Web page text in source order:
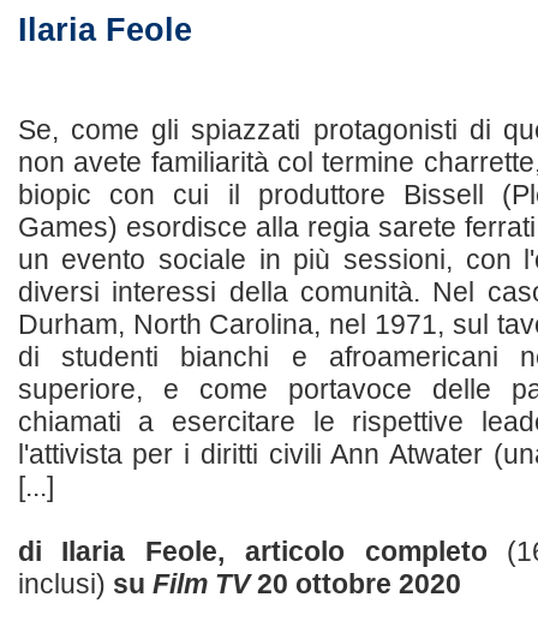
Ilaria Feole
Se, come gli spiazzati protagonisti di
non avete familiarità col termine
biopic con cui il produttore Bissell
Games) esordisce alla regia sarete
un evento sociale in più sessioni, con
diversi interessi della comunità. Nel
Durham, North Carolina, nel 1971, sul
di studenti bianchi e afroamericani
superiore, e come portavoce delle
chiamati a esercitare le rispettive
l'attivista per i diritti civili Ann Atwater
[...]
di Ilaria Feole, articolo completo
inclusi) su Film TV20 ottobre 2020